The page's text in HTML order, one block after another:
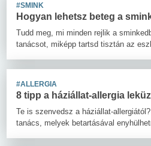
#SMINK
Hogyan lehetsz beteg a
Tudd meg, mi minden rejlik a
tanácsot, miképp tartsd tisztán az
#ALLERGIA
8 tipp a háziállat-allergia
Te is szenvedsz a háziállat-
tanács, melyek betartásával